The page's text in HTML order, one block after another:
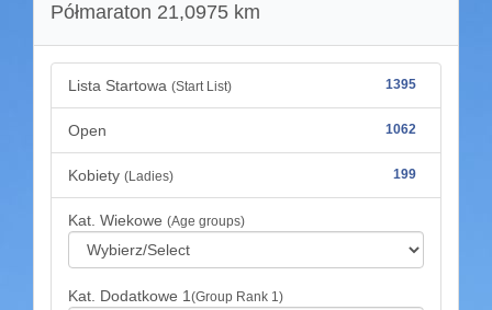
Półmaraton 21,0975 km
Lista Startowa (Start List) 1395
Open 1062
Kobiety (Ladies) 199
Kat. Wiekowe (Age groups)
Kat. Dodatkowe 1 (Group Rank 1)